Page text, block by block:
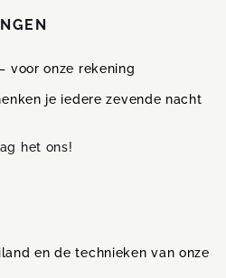
voor onze rekening
je iedere zevende nacht
het ons!
en de technieken van onze